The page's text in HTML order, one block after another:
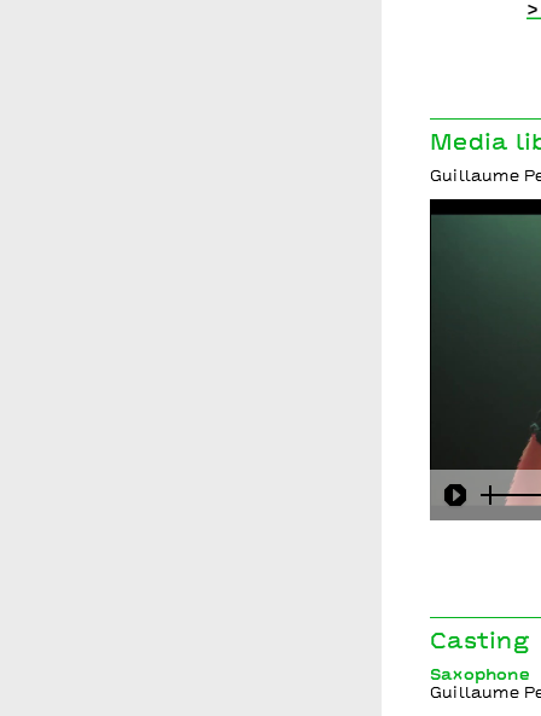
Media
Guillaume
Play
Casting
Saxophone
Guillaume